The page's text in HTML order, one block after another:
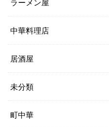
ラーメン屋
中華料理店
居酒屋
未分類
町中華